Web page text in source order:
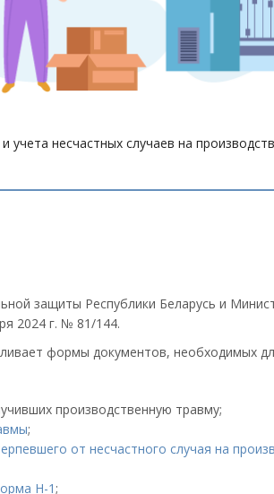
несчастных случаев на
защиты Республики Беларусь и
2024 г. № 81/144.
формы документов, необходимых
производственную травму;
;
от несчастного случая на
Н-1;